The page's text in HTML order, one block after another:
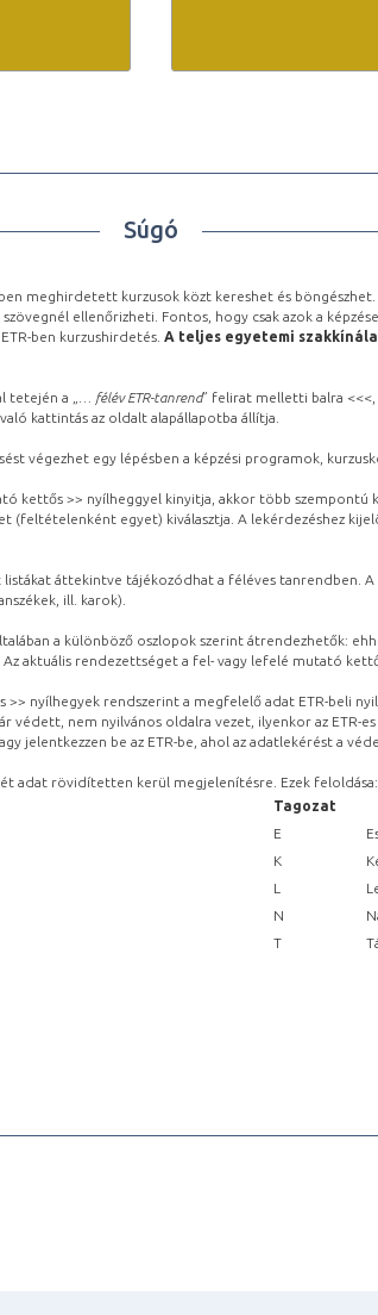
Súgó
meghirdetett kurzusok közt kereshet és böngészhet.
szövegnél ellenőrizheti. Fontos, hogy csak azok a
ben kurzushirdetés. A teljes egyetemi
tetején a „ … félév ETR-tanrend” felirat melletti balra
kattintás az oldalt alapállapotba állítja.
végezhet egy lépésben a képzési programok,
kettős >> nyílheggyel kinyitja, akkor több szempontú
egyet) kiválasztja. A lekérdezéshez
listákat áttekintve tájékozódhat a féléves tanrendben.
ill. karok).
a különböző oszlopok szerint átrendezhetők:
aktuális rendezettséget a fel- vagy lefelé mutató
nyílhegyek rendszerint a megfelelő adat ETR-beli
nem nyilvános oldalra vezet, ilyenkor az ETR-
jelentkezzen be az ETR-be, ahol az adatlekérést a
adat rövidítetten kerül megjelenítésre. Ezek feloldása:
Tagozat
E
K
L
N
T